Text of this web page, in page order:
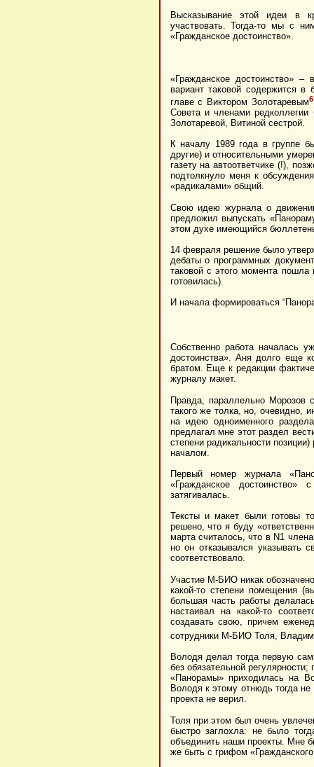
Высказывание этой идеи в
участвовать. Тогда-то мы с
«Гражданское достоинство».
«Гражданское достоинство» –
вариант таковой содержится
главе с Виктором Золотаревым6
Совета и членами
Золотаревой, Витиной сестрой.
К началу 1989 года в группе
другие) и относительными
газету на автоответчике (!),
подтолкнуло меня к
«радикалами» общий.
Свою идею журнала о
предложил выпускать
этом духе имеющийся
14 февраля решение было
дебаты о программных
таковой с этого момента
готовилась).
И начала формироваться
Собственно работа началась
достоинства». Аня долго еще
братом. Еще к редакции
журналу макет.
Правда, параллельно Морозов
такого же толка, но, очевидно,
на идею одноименного
предлагал мне этот раздел
степени радикальности
началом.
Первый номер журнала
«Гражданское достоинство»
затягивалась.
Тексты и макет были готовы
решено, что я буду
марта считалось, что в N1
но он отказывался указывать
соответствовало.
Участие М-БИО никак
какой-то степени помещения
большая часть работы
настаивал на какой-то
создавать свою, причем
сотрудники М-БИО Толя,
Володя делал тогда первую
без обязательной
«Панорамы» приходилась на
Володя к этому отнюдь тогда
проекта не верил.
Толя при этом был очень
быстро заглохла: не было
объединить наши проекты. Мне
же быть с грифом